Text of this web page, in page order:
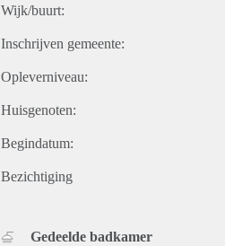
Wijk/buurt:
Inschrijven gemeente:
Opleverniveau:
Huisgenoten:
Begindatum:
Bezichtiging
Gedeelde badkamer